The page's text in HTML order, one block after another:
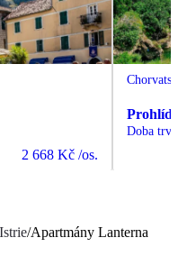
2 668 Kč /os.
Doba
Istrie/Apartmány Lanterna